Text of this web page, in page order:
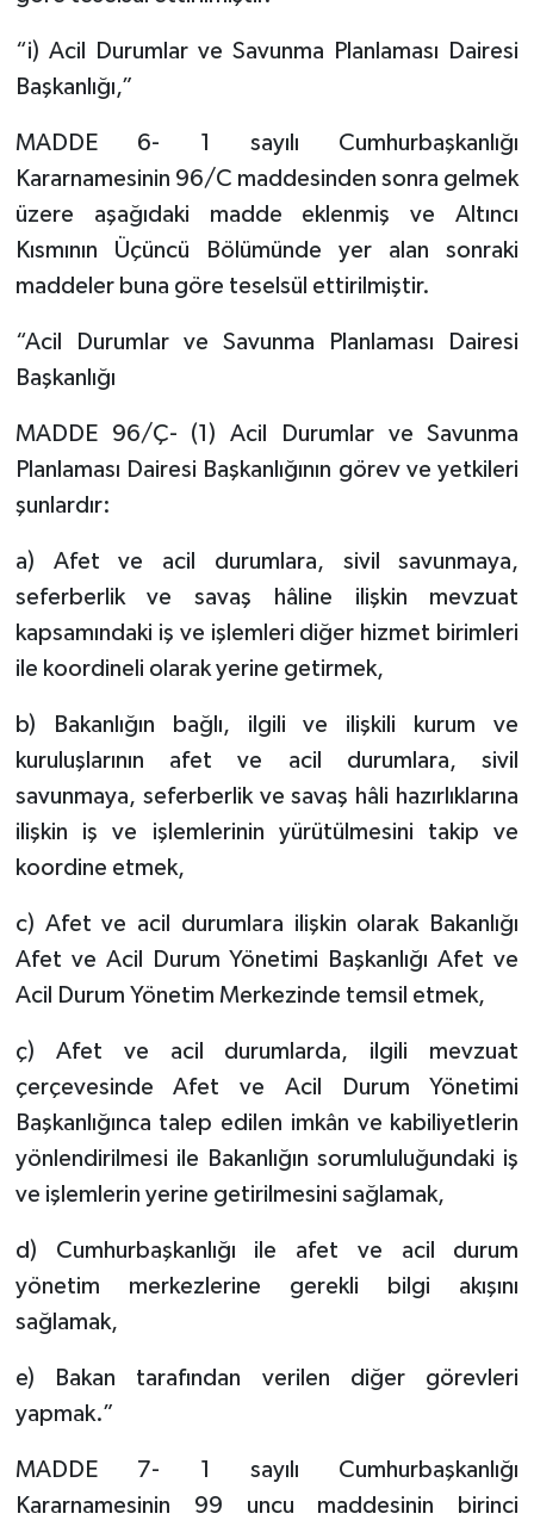
“i) Acil Durumlar ve Savunma Planlaması Dairesi
Başkanlığı,”
MADDE 6- 1 sayılı Cumhurbaşkanlığı
Kararnamesinin 96/C maddesinden sonra gelmek
üzere aşağıdaki madde eklenmiş ve Altıncı
Kısmının Üçüncü Bölümünde yer alan sonraki
maddeler buna göre teselsül ettirilmiştir.
“Acil Durumlar ve Savunma Planlaması Dairesi
Başkanlığı
MADDE 96/Ç- (1) Acil Durumlar ve Savunma
Planlaması Dairesi Başkanlığının görev ve yetkileri
şunlardır:
a) Afet ve acil durumlara, sivil savunmaya,
seferberlik ve savaş hâline ilişkin mevzuat
kapsamındaki iş ve işlemleri diğer hizmet birimleri
ile koordineli olarak yerine getirmek,
b) Bakanlığın bağlı, ilgili ve ilişkili kurum ve
kuruluşlarının afet ve acil durumlara, sivil
savunmaya, seferberlik ve savaş hâli hazırlıklarına
ilişkin iş ve işlemlerinin yürütülmesini takip ve
koordine etmek,
c) Afet ve acil durumlara ilişkin olarak Bakanlığı
Afet ve Acil Durum Yönetimi Başkanlığı Afet ve
Acil Durum Yönetim Merkezinde temsil etmek,
ç) Afet ve acil durumlarda, ilgili mevzuat
çerçevesinde Afet ve Acil Durum Yönetimi
Başkanlığınca talep edilen imkân ve kabiliyetlerin
yönlendirilmesi ile Bakanlığın sorumluluğundaki iş
ve işlemlerin yerine getirilmesini sağlamak,
d) Cumhurbaşkanlığı ile afet ve acil durum
yönetim merkezlerine gerekli bilgi akışını
sağlamak,
e) Bakan tarafından verilen diğer görevleri
yapmak.”
MADDE 7- 1 sayılı Cumhurbaşkanlığı
Kararnamesinin 99 uncu maddesinin birinci